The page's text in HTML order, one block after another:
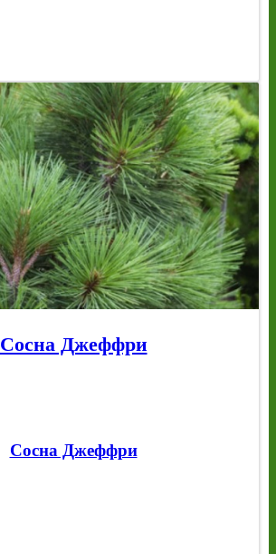
Сосна Джеффри
Сосна Джеффри